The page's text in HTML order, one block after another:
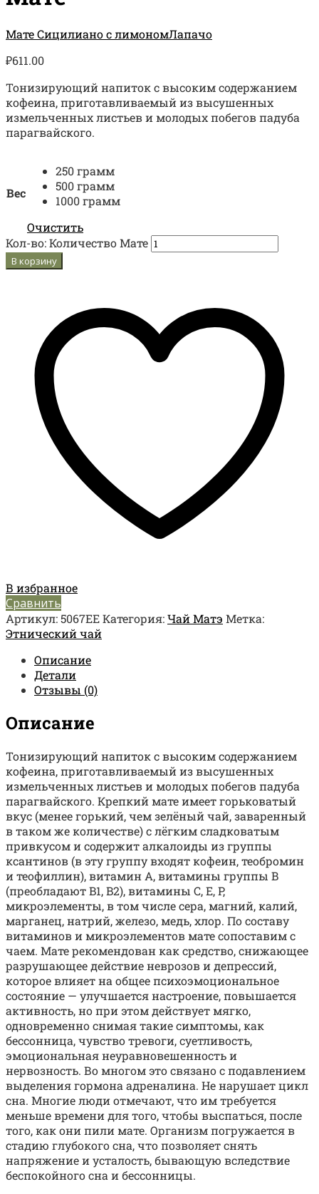
Мате Сицилиано с лимономЛапачо
₽611.00
Тонизирующий напиток с высоким содержанием
кофеина, приготавливаемый из высушенных
измельченных листьев и молодых побегов падуба
парагвайского.
Вес
250 грамм
500 грамм
1000 грамм
Очистить
Кол-во:Количество Мате
В корзину
В избранное
Сравнить
Артикул:5067EЕКатегория:Чай Матэ Метка:
Этнический чай
Описание
Детали
Отзывы (0)
Описание
Тонизирующий напиток с высоким содержанием
кофеина, приготавливаемый из высушенных
измельченных листьев и молодых побегов падуба
парагвайского. Крепкий мате имеет горьковатый
вкус (менее горький, чем зелёный чай, заваренный
в таком же количестве) с лёгким сладковатым
привкусом и содержит алкалоиды из группы
ксантинов (в эту группу входят кофеин, теобромин
и теофиллин), витамин А, витамины группы B
(преобладают B1, B2), витамины C, E, P,
микроэлементы, в том числе сера, магний, калий,
марганец, натрий, железо, медь, хлор. По составу
витаминов и микроэлементов мате сопоставим с
чаем. Мате рекомендован как средство, снижающее
разрушающее действие неврозов и депрессий,
которое влияет на общее психоэмоциональное
состояние — улучшается настроение, повышается
активность, но при этом действует мягко,
одновременно снимая такие симптомы, как
бессонница, чувство тревоги, суетливость,
эмоциональная неуравновешенность и
нервозность. Во многом это связано с подавлением
выделения гормона адреналина. Не нарушает цикл
сна. Многие люди отмечают, что им требуется
меньше времени для того, чтобы выспаться, после
того, как они пили мате. Организм погружается в
стадию глубокого сна, что позволяет снять
напряжение и усталость, бывающую вследствие
беспокойного сна и бессонницы.